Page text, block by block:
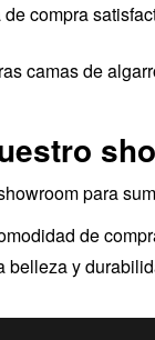
compra
camas de
para
de
belleza y